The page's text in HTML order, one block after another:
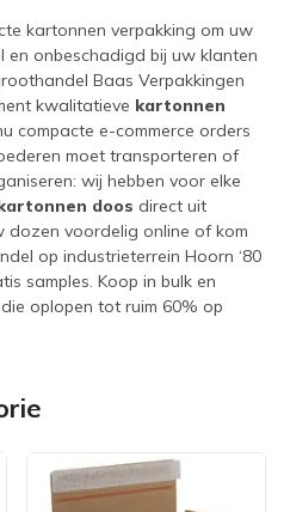
kartonnen verpakking om uw
en onbeschadigd bij uw klanten
Baas Verpakkingen
kwalitatieve kartonnen
compacte e-commerce orders
moet transporteren of
wij hebben voor elke
doos direct uit
dozen voordelig online of kom
op industrieterrein Hoorn ‘80
samples. Koop in bulk en
oplopen tot ruim 60% op